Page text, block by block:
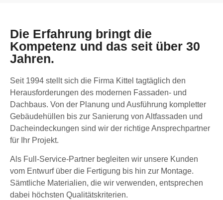
Die Erfahrung bringt die
Kompetenz und das seit über 30
Jahren.
Seit 1994 stellt sich die Firma Kittel tagtäglich den
Herausforderungen des modernen Fassaden- und
Dachbaus. Von der Planung und Ausführung kompletter
Gebäudehüllen bis zur Sanierung von Altfassaden und
Dacheindeckungen sind wir der richtige Ansprechpartner
für Ihr Projekt.
Als Full-Service-Partner begleiten wir unsere Kunden
vom Entwurf über die Fertigung bis hin zur Montage.
Sämtliche Materialien, die wir verwenden, entsprechen
dabei höchsten Qualitätskriterien.